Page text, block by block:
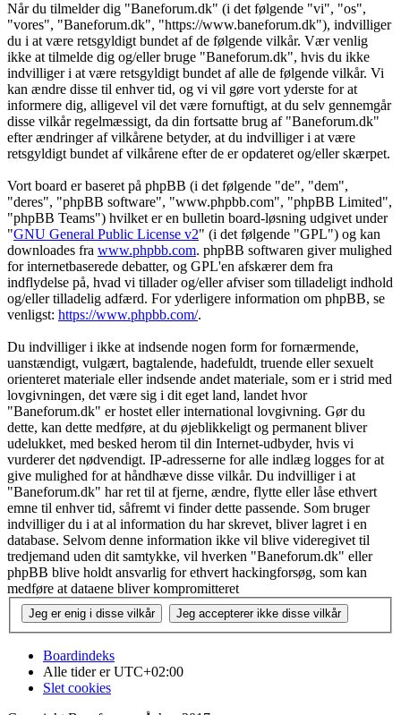
Når du tilmelder dig "Baneforum.dk" (i det følgende "vi", "os",
"vores", "Baneforum.dk", "https://www.baneforum.dk"), indvilliger
du i at være retsgyldigt bundet af de følgende vilkår. Vær venlig
ikke at tilmelde dig og/eller bruge "Baneforum.dk", hvis du ikke
indvilliger i at være retsgyldigt bundet af alle de følgende vilkår. Vi
kan ændre disse til enhver tid, og vi vil gøre vort yderste for at
informere dig, alligevel vil det være fornuftigt, at du selv gennemgår
disse vilkår regelmæssigt, da din fortsatte brug af "Baneforum.dk"
efter ændringer af vilkårene betyder, at du indvilliger i at være
retsgyldigt bundet af vilkårene efter de er opdateret og/eller skærpet.
Vort board er baseret på phpBB (i det følgende "de", "dem",
"deres", "phpBB software", "www.phpbb.com", "phpBB Limited",
"phpBB Teams") hvilket er en bulletin board-løsning udgivet under
"GNU General Public License v2" (i det følgende "GPL") og kan
downloades fra www.phpbb.com. phpBB softwaren giver mulighed
for internetbaserede debatter, og GPL'en afskærer dem fra
indflydelse på, hvad vi tillader og/eller afviser som tilladeligt indhold
og/eller tilladelig adfærd. For yderligere information om phpBB, se
venligst: https://www.phpbb.com/.
Du indvilliger i ikke at indsende nogen form for fornærmende,
uanstændigt, vulgært, bagtalende, hadefuldt, truende eller sexuelt
orienteret materiale eller indsende andet materiale, som er i strid med
lovgivningen, det være sig i dit eget land, landet hvor
"Baneforum.dk" er hostet eller international lovgivning. Gør du
dette, kan dette medføre, at du øjeblikkeligt og permanent bliver
udelukket, med besked herom til din Internet-udbyder, hvis vi
vurderer det nødvendigt. IP-adresserne for alle indlæg logges for at
give mulighed for at håndhæve disse vilkår. Du indvilliger i at
"Baneforum.dk" har ret til at fjerne, ændre, flytte eller låse ethvert
emne til enhver tid, såfremt vi finder dette passende. Som bruger
indvilliger du i at al information du har skrevet, bliver lagret i en
database. Selvom denne information ikke vil blive videregivet til
tredjemand uden dit samtykke, vil hverken "Baneforum.dk" eller
phpBB blive holdt ansvarlig for ethvert hackingforsøg, som kan
medføre at dataene bliver kompromitteret
Boardindeks
Alle tider erUTC+02:00
Slet cookies